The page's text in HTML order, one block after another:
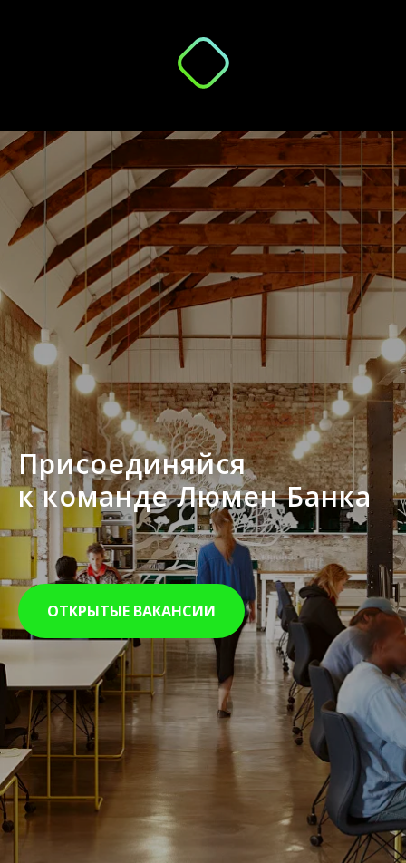
Присоединяйся
к команде Люмен Банка
ОТКРЫТЫЕ ВАКАНСИИ